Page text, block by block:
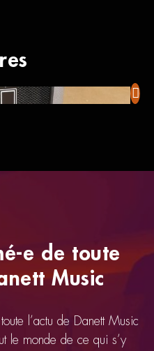
e de toute
Music
l’actu de Danett Music
le monde de ce qui s’y